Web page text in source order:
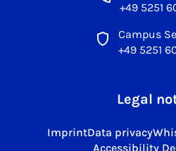
+49 5251
Campus
+49 5251
Legal
ImprintData privacy
Accessibility